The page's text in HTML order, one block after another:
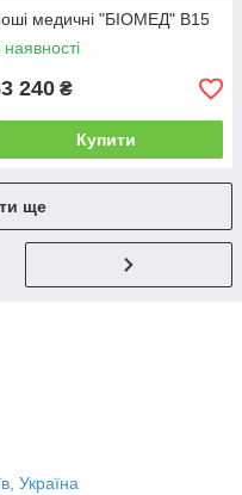
медичні "БІОМЕД" B15
наявності
240 ₴
Купити
ще
Україна